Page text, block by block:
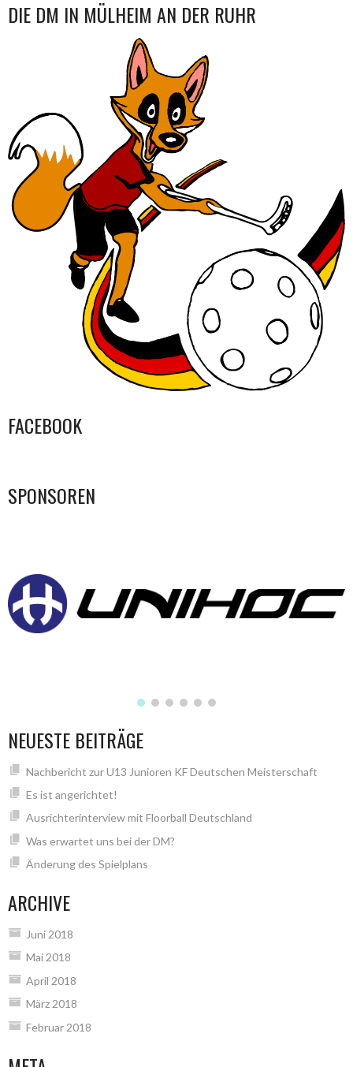
DIE DM IN MÜLHEIM AN DER RUHR
FACEBOOK
SPONSOREN
NEUESTE BEITRÄGE
Nachbericht zur U13 Junioren KF Deutschen Meisterschaft
Es ist angerichtet!
Ausrichterinterview mit Floorball Deutschland
Was erwartet uns bei der DM?
Änderung des Spielplans
ARCHIVE
Juni 2018
Mai 2018
April 2018
März 2018
Februar 2018